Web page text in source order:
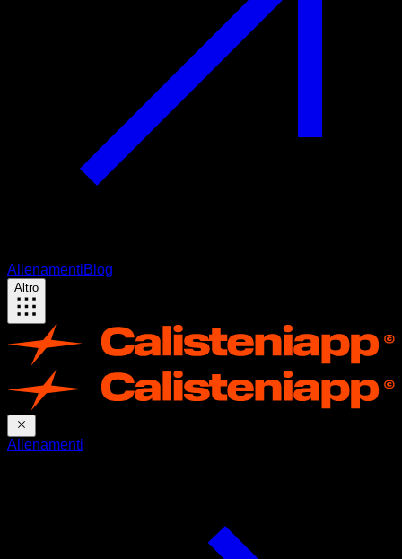
AllenamentiBlog
Altro
Allenamenti